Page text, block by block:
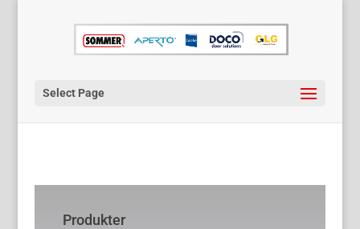
Select Page
Produkter